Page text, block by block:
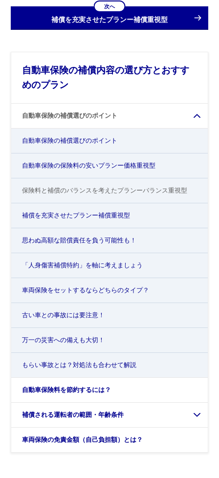
次へ
補償を充実させたプランー補償重視型
自動車保険の補償内容の選び方とおすす
めのプラン
自動車保険の補償選びのポイント
自動車保険の補償選びのポイント
自動車保険の保険料の安いプランー価格重視型
保険料と補償のバランスを考えたプランーバランス重視型
補償を充実させたプランー補償重視型
思わぬ高額な賠償責任を負う可能性も！
「人身傷害補償特約」を軸に考えましょう
車両保険をセットするならどちらのタイプ？
古い車との事故には要注意！
万一の災害への備えも大切！
もらい事故とは？対処法も合わせて解説
自動車保険料を節約するには？
補償される運転者の範囲・年齢条件
車両保険の免責金額（自己負担額）とは？